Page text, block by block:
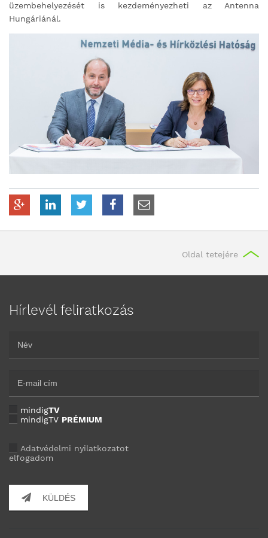
üzembehelyezését is kezdeményezheti az Antenna
Hungáriánál.
Oldal tetejére
Hírlevél feliratkozás
mindigTV
mindigTV PRÉMIUM
Adatvédelmi nyilatkozatot
elfogadom
KÜLDÉS